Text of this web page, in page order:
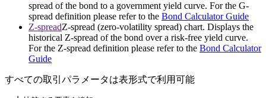
spread of the bond to a government yield curve. For the G-
spread definition please refer to the Bond Calculator Guide
Z-spreadZ-spread (zero-volatility spread) chart. Displays the
historical Z-spread of the bond over a risk-free yield curve.
For the Z-spread definition please refer to the Bond Calculator
Guide
すべての取引パラメータは表形式で利用可能